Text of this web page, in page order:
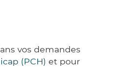
vos demandes
(PCH) et pour